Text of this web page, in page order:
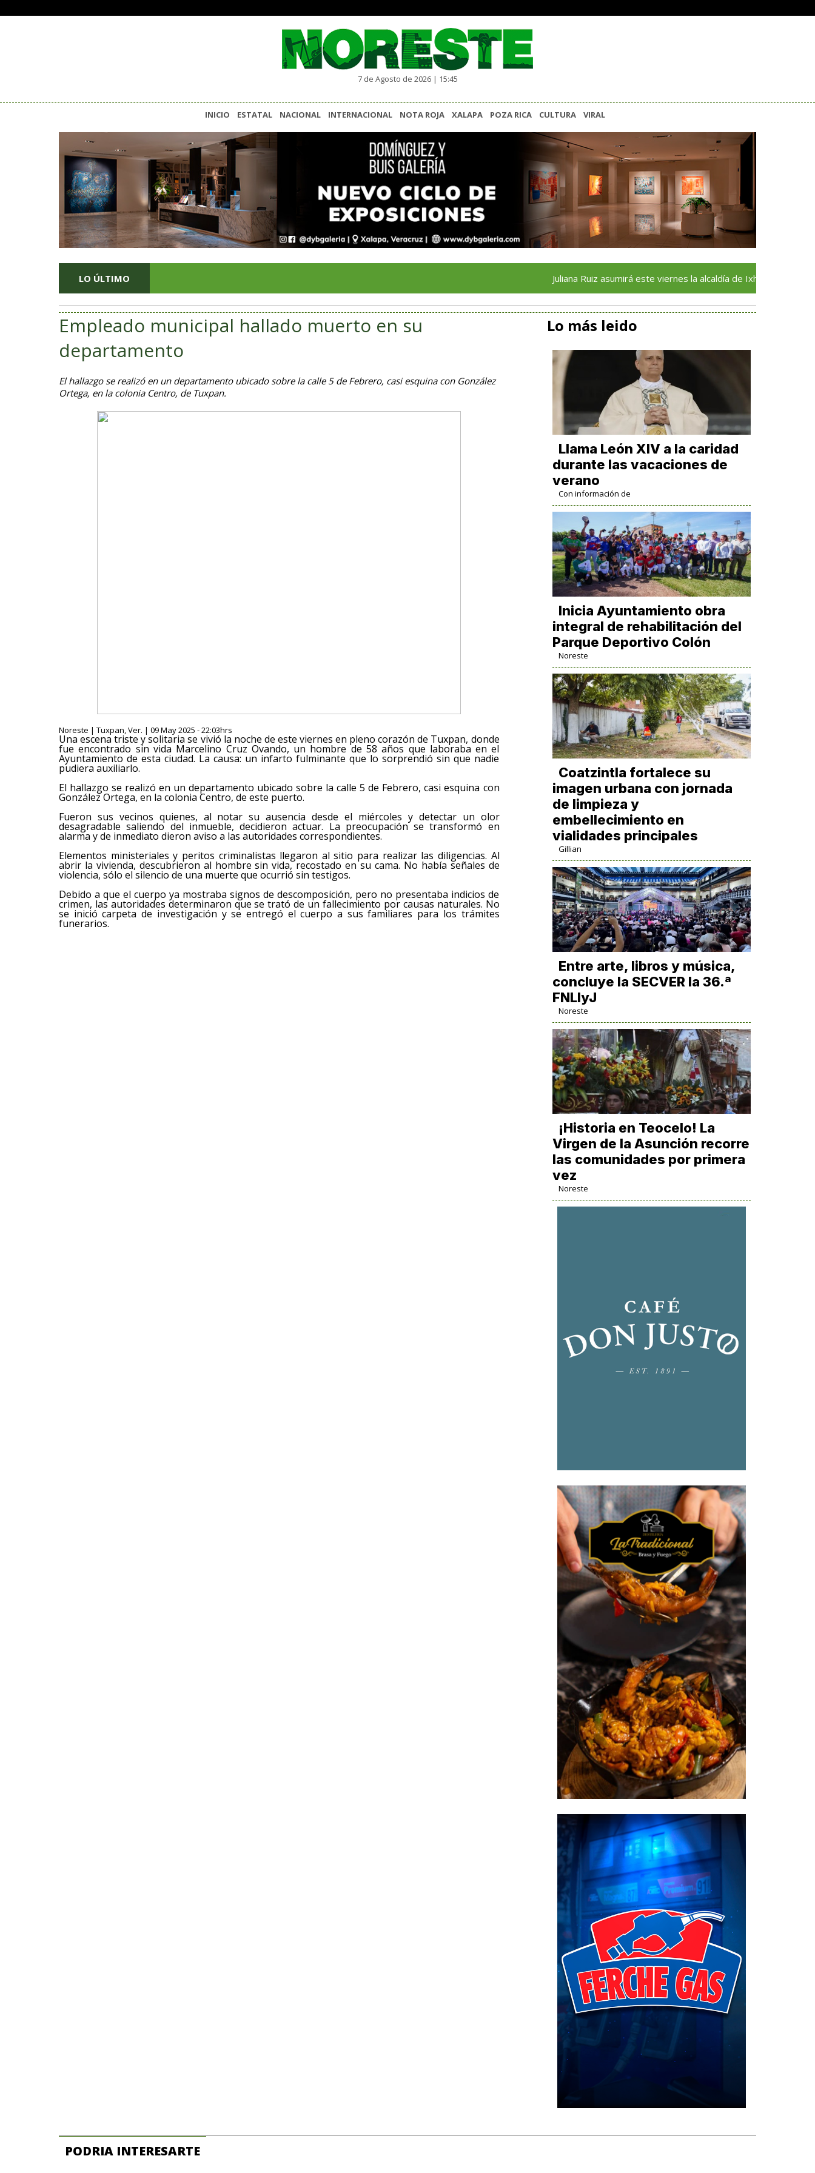
7 de Agosto de 2026 | 15:45
INICIO ESTATAL NACIONAL INTERNACIONAL NOTA ROJA XALAPA POZA RICA CULTURA VIRAL
LO ÚLTIMO Juliana Ruiz asumirá este viernes la alcaldía de Ixhuatlán del Sureste
Empleado municipal hallado muerto en su
departamento
El hallazgo se realizó en un departamento ubicado sobre la calle 5 de Febrero, casi esquina con González
Ortega, en la colonia Centro, de Tuxpan.
Noreste | Tuxpan, Ver. | 09 May 2025 - 22:03hrs
Una escena triste y solitaria se vivió la noche de este viernes en pleno corazón de Tuxpan, donde
fue encontrado sin vida Marcelino Cruz Ovando, un hombre de 58 años que laboraba en el
Ayuntamiento de esta ciudad. La causa: un infarto fulminante que lo sorprendió sin que nadie
pudiera auxiliarlo.
El hallazgo se realizó en un departamento ubicado sobre la calle 5 de Febrero, casi esquina con
González Ortega, en la colonia Centro, de este puerto.
Fueron sus vecinos quienes, al notar su ausencia desde el miércoles y detectar un olor
desagradable saliendo del inmueble, decidieron actuar. La preocupación se transformó en
alarma y de inmediato dieron aviso a las autoridades correspondientes.
Elementos ministeriales y peritos criminalistas llegaron al sitio para realizar las diligencias. Al
abrir la vivienda, descubrieron al hombre sin vida, recostado en su cama. No había señales de
violencia, sólo el silencio de una muerte que ocurrió sin testigos.
Debido a que el cuerpo ya mostraba signos de descomposición, pero no presentaba indicios de
crimen, las autoridades determinaron que se trató de un fallecimiento por causas naturales. No
se inició carpeta de investigación y se entregó el cuerpo a sus familiares para los trámites
funerarios.
Lo más leido
Llama León XIV a la caridad
durante las vacaciones de
verano
Con información de
Inicia Ayuntamiento obra
integral de rehabilitación del
Parque Deportivo Colón
Noreste
Coatzintla fortalece su
imagen urbana con jornada
de limpieza y
embellecimiento en
vialidades principales
Gillian
Entre arte, libros y música,
concluye la SECVER la 36.ª
FNLIyJ
Noreste
​¡Historia en Teocelo! La
Virgen de la Asunción recorre
las comunidades por primera
vez
Noreste
PODRIA INTERESARTE